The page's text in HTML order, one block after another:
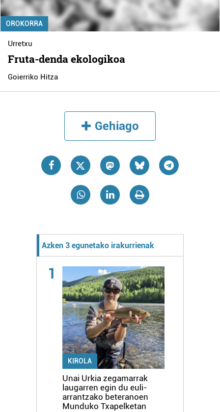
OROKORRA
Urretxu
Fruta-denda ekologikoa
Goierriko Hitza
Gehiago
Azken 3 egunetako irakurrienak
1
KIROLA
Unai Urkia zegamarrak
laugarren egin du euli-
arrantzako beteranoen
Munduko Txapelketan